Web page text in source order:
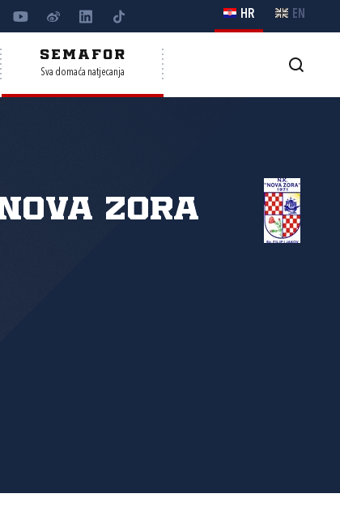
HR EN
SEMAFOR
Sva domaća natjecanja
zora